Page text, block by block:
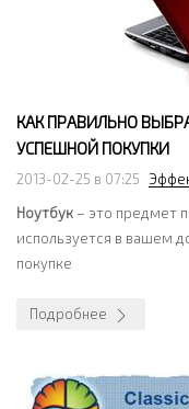
КАК ПРАВИЛЬНО
УСПЕШНОЙ ПОКУПКИ
2013-02-25 в 07:25
Ноутбук – это предмет
используется в вашем
покупке
Подробнее